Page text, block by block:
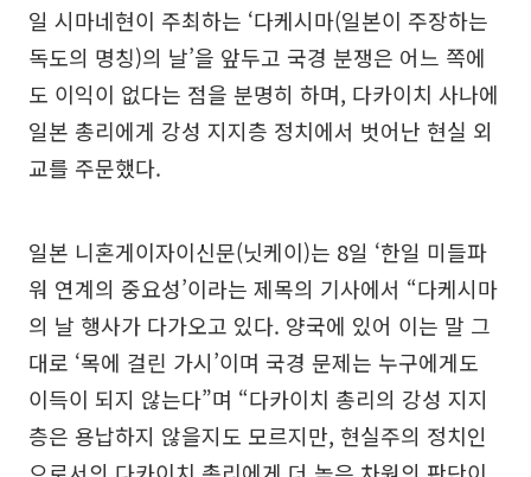
일 시마네현이 주최하는 ‘다케시마(일본이 주장하는
독도의 명칭)의 날’을 앞두고 국경 분쟁은 어느 쪽에
도 이익이 없다는 점을 분명히 하며, 다카이치 사나에
일본 총리에게 강성 지지층 정치에서 벗어난 현실 외
교를 주문했다.
일본 니혼게이자이신문(닛케이)는 8일 ‘한일 미들파
워 연계의 중요성’이라는 제목의 기사에서 “다케시마
의 날 행사가 다가오고 있다. 양국에 있어 이는 말 그
대로 ‘목에 걸린 가시’이며 국경 문제는 누구에게도
이득이 되지 않는다”며 “다카이치 총리의 강성 지지
층은 용납하지 않을지도 모르지만, 현실주의 정치인